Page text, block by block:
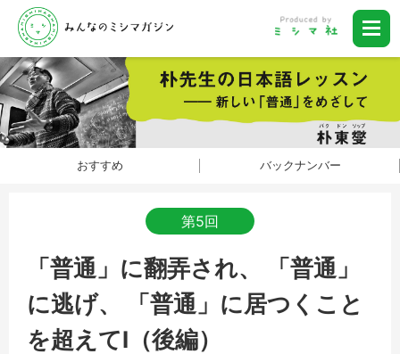
おすすめ バックナンバー
第5回
「普通」に翻弄され、 「普通」
に逃げ、 「普通」に居つくこと
を超えてⅠ（後編）